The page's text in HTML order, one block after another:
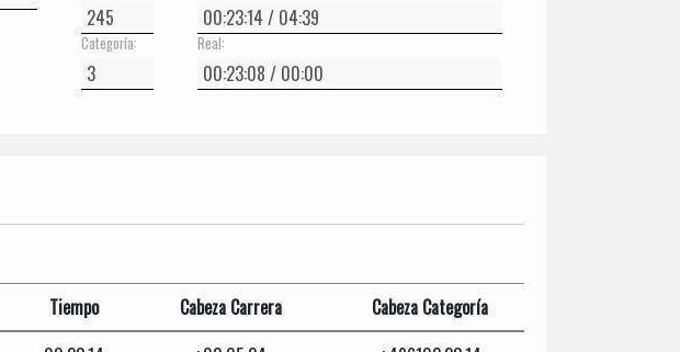
Categoría: Real:
Tiempo Cabeza Carrera
Cabeza Categoría